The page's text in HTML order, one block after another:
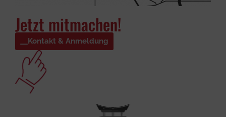
Jetzt mitmachen!
Kontakt & Anmeldung